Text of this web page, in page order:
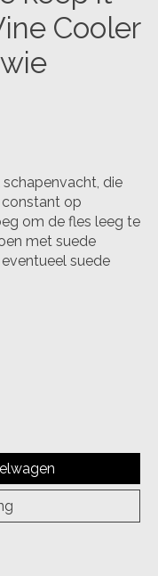
Cooler
schapenvacht, die
op
om de fles leeg te
met suede
suede